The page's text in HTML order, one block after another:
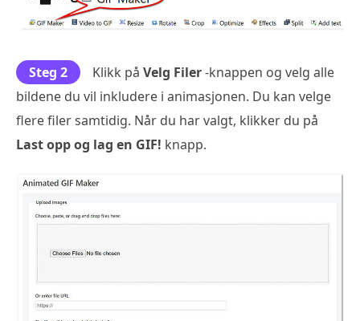
Steg 2 Klikk på Velg Filer-knappen og velg alle
bildene du vil inkludere i animasjonen. Du kan velge
flere filer samtidig. Når du har valgt, klikker du på
Last opp og lag en GIF! knapp.